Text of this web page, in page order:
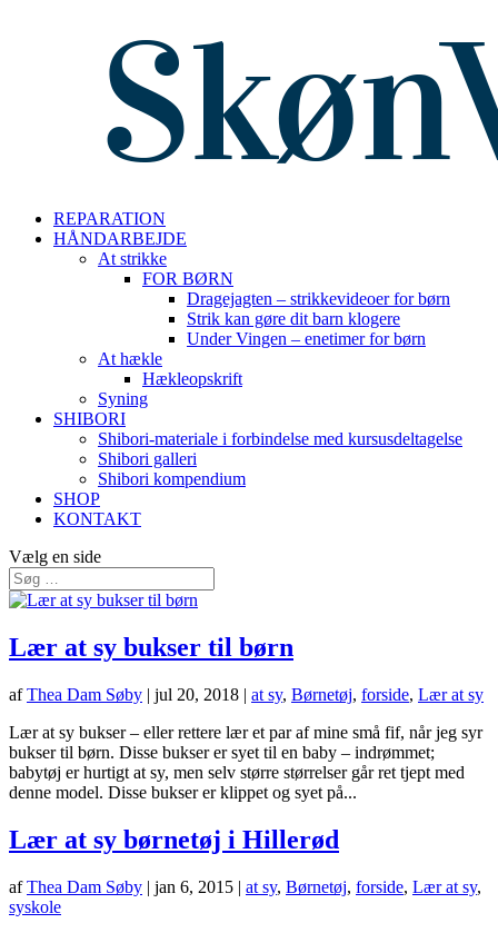
REPARATION
HÅNDARBEJDE
At strikke
FOR BØRN
Dragejagten – strikkevideoer for børn
Strik kan gøre dit barn klogere
Under Vingen – enetimer for børn
At hækle
Hækleopskrift
Syning
SHIBORI
Shibori-materiale i forbindelse med kursusdeltagelse
Shibori galleri
Shibori kompendium
SHOP
KONTAKT
Vælg en side
Lær at sy bukser til børn
afThea Dam Søby | jul 20, 2018 | at sy, Børnetøj, forside, Lær at sy
Lær at sy bukser – eller rettere lær et par af mine små fif, når jeg syr
bukser til børn. Disse bukser er syet til en baby – indrømmet;
babytøj er hurtigt at sy, men selv større størrelser går ret tjept med
denne model. Disse bukser er klippet og syet på...
Lær at sy børnetøj i Hillerød
afThea Dam Søby | jan 6, 2015 | at sy, Børnetøj, forside, Lær at sy,
syskole